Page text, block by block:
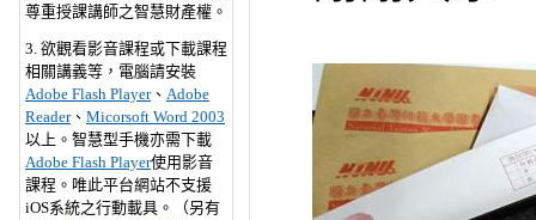
尊重授課講師之智慧財產權。
3. 欲觀看影音課程或下載課程
相關講義等，電腦請安裝
Adobe Flash Player、 Adobe
Reader、 Micorsoft Word 2003
以上。智慧型手機亦需下載
Adobe Flash Player使用影音
課程。唯此平台網站不支援
iOS系統之行動載具。
（另有